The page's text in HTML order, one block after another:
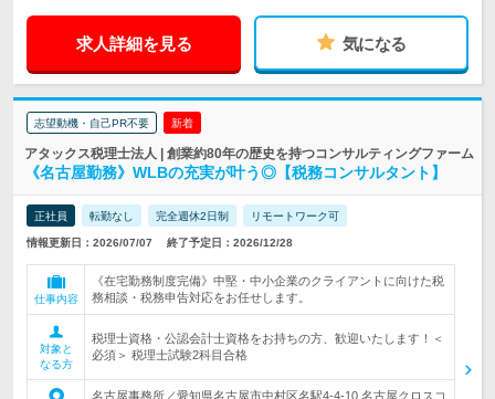
求人詳細を見る 気になる
志望動機・自己PR不要 新着
アタックス税理士法人 | 創業約80年の歴史を持つコンサルティングファーム
《名古屋勤務》WLBの充実が叶う◎【税務コンサルタント】
正社員 転勤なし 完全週休2日制 リモートワーク可
情報更新日：2026/07/07 終了予定日：2026/12/28
仕事内容
《在宅勤務制度完備》中堅・中小企業のクライアントに向けた税
務相談・税務申告対応をお任せします。
対象と
なる方
税理士資格・公認会計士資格をお持ちの方、歓迎いたします！＜
必須＞ 税理士試験2科目合格
名古屋事務所／愛知県名古屋市中村区名駅4-4-10 名古屋クロスコ